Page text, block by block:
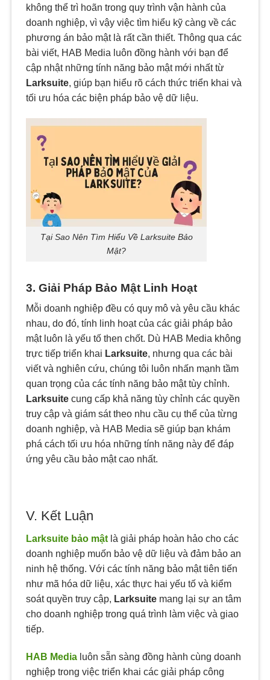
không thể trì hoãn trong quy trình vận hành của
doanh nghiệp, vì vậy việc tìm hiểu kỹ càng về các
phương án bảo mật là rất cần thiết. Thông qua các
bài viết, HAB Media luôn đồng hành với bạn để
cập nhật những tính năng bảo mật mới nhất từ
Larksuite, giúp bạn hiểu rõ cách thức triển khai và
tối ưu hóa các biện pháp bảo vệ dữ liệu.
Tại Sao Nên Tìm Hiểu Về Larksuite Bảo
Mật?
3. Giải Pháp Bảo Mật Linh Hoạt
Mỗi doanh nghiệp đều có quy mô và yêu cầu khác
nhau, do đó, tính linh hoạt của các giải pháp bảo
mật luôn là yếu tố then chốt. Dù HAB Media không
trực tiếp triển khai Larksuite, nhưng qua các bài
viết và nghiên cứu, chúng tôi luôn nhấn mạnh tầm
quan trọng của các tính năng bảo mật tùy chỉnh.
Larksuite cung cấp khả năng tùy chỉnh các quyền
truy cập và giám sát theo nhu cầu cụ thể của từng
doanh nghiệp, và HAB Media sẽ giúp bạn khám
phá cách tối ưu hóa những tính năng này để đáp
ứng yêu cầu bảo mật cao nhất.
V. Kết Luận
Larksuite bảo mật là giải pháp hoàn hảo cho các
doanh nghiệp muốn bảo vệ dữ liệu và đảm bảo an
ninh hệ thống. Với các tính năng bảo mật tiên tiến
như mã hóa dữ liệu, xác thực hai yếu tố và kiểm
soát quyền truy cập, Larksuite mang lại sự an tâm
cho doanh nghiệp trong quá trình làm việc và giao
tiếp.
HAB Media luôn sẵn sàng đồng hành cùng doanh
nghiệp trong việc triển khai các giải pháp công